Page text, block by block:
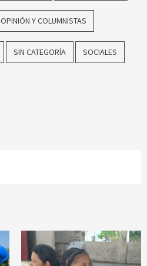
OPINIÓN Y COLUMNISTAS
SIN CATEGORÍA SOCIALES